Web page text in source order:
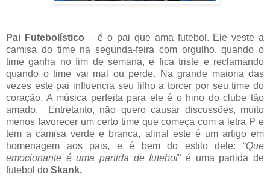
Pai Futebolístico – é o pai que ama futebol. Ele veste a
camisa do time na segunda-feira com orgulho, quando o
time ganha no fim de semana, e fica triste e reclamando
quando o time vai mal ou perde. Na grande maioria das
vezes este pai influencia seu filho a torcer por seu time do
coração. A música perfeita para ele é o hino do clube tão
amado. Entretanto, não quero causar discussões, muito
menos favorecer um certo time que começa com a letra P e
tem a camisa verde e branca, afinal este é um artigo em
homenagem aos pais, e é bem do estilo dele: “Que
emocionante é uma partida de futebol” é uma partida de
futebol do Skank.